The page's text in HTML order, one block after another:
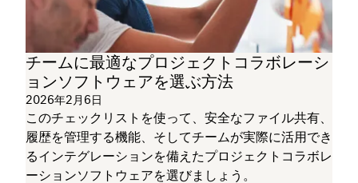
チームに最適なプロジェクトコラボレーシ
ョンソフトウェアを選ぶ方法
2026年2月6日
このチェックリストを使って、安全なファイル共有、
履歴を管理する機能、そしてチームが実際に活用でき
るインテグレーションを備えたプロジェクトコラボレ
ーションソフトウェアを選びましょう。